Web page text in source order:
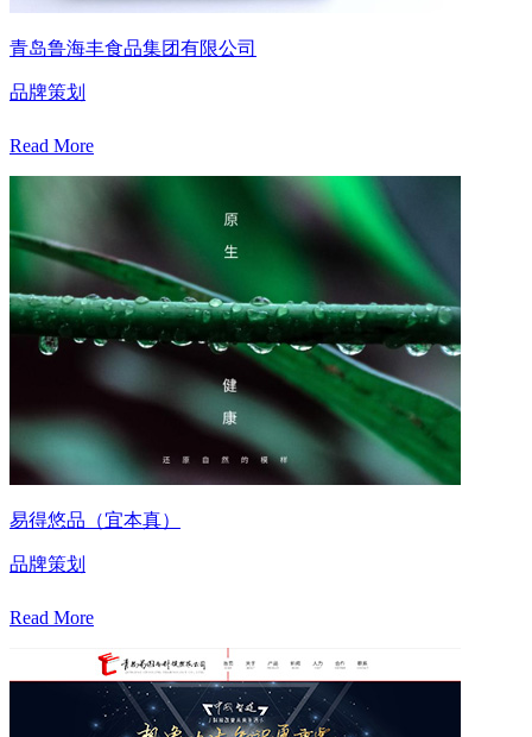
青岛鲁海丰食品集团有限公司
品牌策划
Read More
易得悠品（宜本真）
品牌策划
Read More